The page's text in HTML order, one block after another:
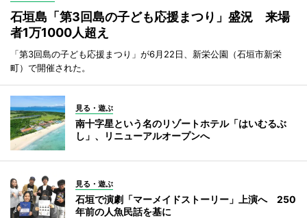
石垣島「第3回島の子ども応援まつり」盛況 来場
者1万1000人超え
「第3回島の子ども応援まつり」が6月22日、新栄公園（石垣市新栄
町）で開催された。
見る・遊ぶ
南十字星という名のリゾートホテル「はいむるぶ
し」、リニューアルオープンへ
見る・遊ぶ
石垣で演劇「マーメイドストーリー」上演へ 250
年前の人魚民話を基に